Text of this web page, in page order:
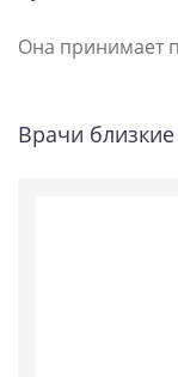
Она принимает
Врачи